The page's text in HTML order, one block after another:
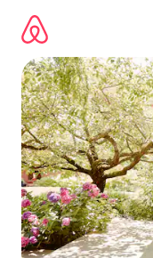
directement
contenu